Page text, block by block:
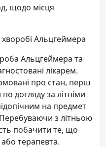
щодо місця
Альцгеймера
Альцгеймера та
лікарем.
про стан, перш
догляду за літніми
на предмет
з літньою
побачити те, що
або терапевта.